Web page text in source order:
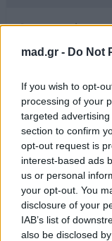
mad.gr - Do Not
If you wish to opt-
processing of your
targeted
section to confirm
opt-out request is
interest-based ads
us or personal
your opt-out. You
disclosure of your
IAB’s list of
also be disclosed
Θα μπορούσα,
το ρολόι εδώ
και ξανά απ’ την
θα σ’ αγαπούσα
Την τελευταία
αγκαλιά ας
Έλα λοιπόν πριν
άλλη αγάπη
Για τελευταία
ως το πρωί όπως
ας ταξιδέψουμε.